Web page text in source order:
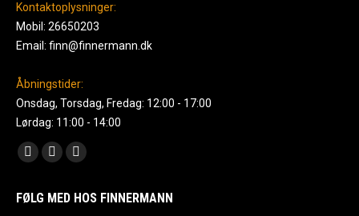
Kontaktoplysninger:
Mobil: 26650203
Email: finn@finnermann.dk
Åbningstider:
Onsdag, Torsdag, Fredag: 12:00 - 17:00
Lørdag: 11:00 - 14:00
Find us on:
Facebook
opens
Instagram
opens
Mail
opens
FØLG MED HOS FINNERMANN